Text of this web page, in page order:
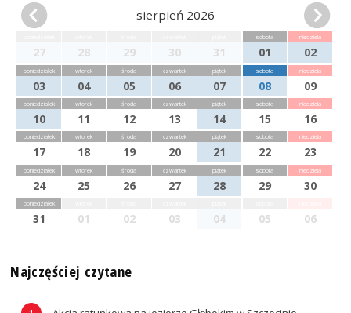
sierpień 2026
27 28 29 30 31
sobota
01
niedziela
02
poniedziałek
03
wtorek
04
środa
05
czwartek
06
piątek
07
sobota
08
niedziela
09
poniedziałek
10
wtorek
11
środa
12
czwartek
13
piątek
14
sobota
15
niedziela
16
poniedziałek
17
wtorek
18
środa
19
czwartek
20
piątek
21
sobota
22
niedziela
23
poniedziałek
24
wtorek
25
środa
26
czwartek
27
piątek
28
sobota
29
niedziela
30
poniedziałek
31 01 02 03 04 05 06
Najczęściej czytane